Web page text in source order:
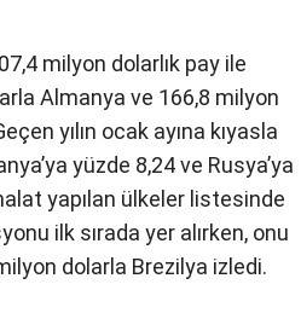
milyon dolarlık pay ile
Almanya ve 166,8 milyon
yılın ocak ayına kıyasla
yüzde 8,24 ve Rusya’ya
yapılan ülkeler listesinde
ilk sırada yer alırken, onu
dolarla Brezilya izledi.